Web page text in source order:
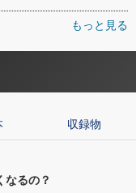
もっと見る
収録物
なるの？